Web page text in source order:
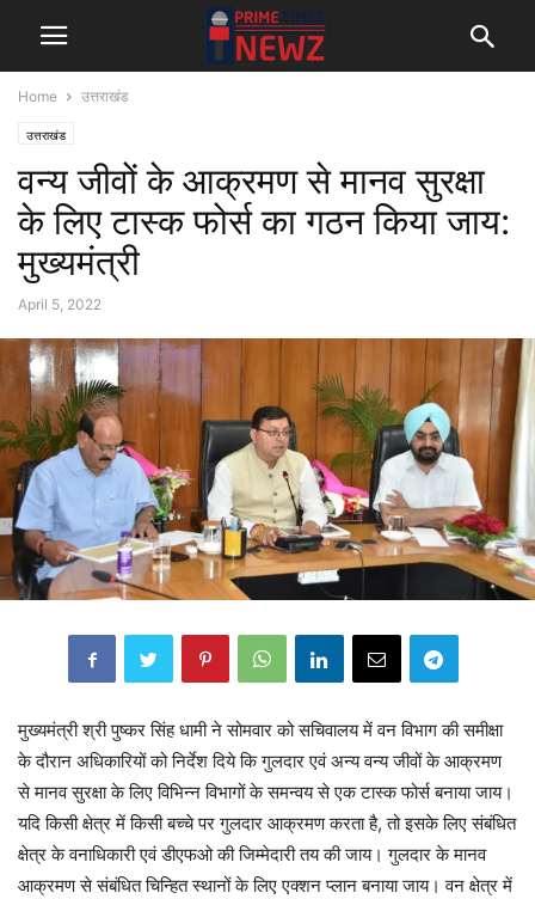
Home उत्तराखंड
उत्तराखंड
वन्य जीवों के आक्रमण से मानव सुरक्षा
के लिए टास्क फोर्स का गठन किया जाय:
मुख्यमंत्री
April 5, 2022
मुख्यमंत्री श्री पुष्कर सिंह धामी ने सोमवार को सचिवालय में वन विभाग की समीक्षा
के दौरान अधिकारियों को निर्देश दिये कि गुलदार एवं अन्य वन्य जीवों के आक्रमण
से मानव सुरक्षा के लिए विभिन्न विभागों के समन्वय से एक टास्क फोर्स बनाया जाय।
यदि किसी क्षेत्र में किसी बच्चे पर गुलदार आक्रमण करता है, तो इसके लिए संबंधित
क्षेत्र के वनाधिकारी एवं डीएफओ की जिम्मेदारी तय की जाय। गुलदार के मानव
आक्रमण से संबंधित चिन्हित स्थानों के लिए एक्शन प्लान बनाया जाय। वन क्षेत्र में